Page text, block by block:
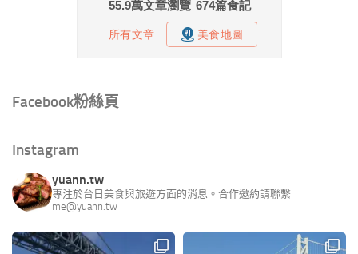
Facebook粉絲頁
Instagram
yuann.tw
專注於台日美食與旅遊方面的消息。合作邀約請聯繫
me@yuann.tw